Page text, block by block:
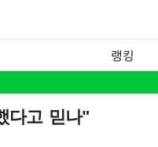
랭킹
다고 믿나"